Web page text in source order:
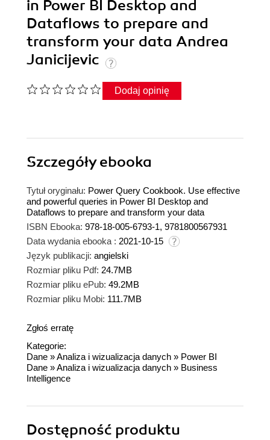
in Power BI Desktop and
Dataflows to prepare and
transform your data Andrea
Janicijevic
Dodaj opinię
Szczegółyebooka
Tytuł oryginału: Power Query Cookbook. Use effective
and powerful queries in Power BI Desktop and
Dataflows to prepare and transform your data
ISBN Ebooka: 978-18-005-6793-1, 9781800567931
Data wydania ebooka : 2021-10-15
Język publikacji: angielski
Rozmiar pliku Pdf: 24.7MB
Rozmiar pliku ePub: 49.2MB
Rozmiar pliku Mobi: 111.7MB
Zgłoś erratę
Kategorie:
Dane »Analiza i wizualizacja danych » Power BI
Dane »Analiza i wizualizacja danych » Business
Intelligence
Dostępność produktu